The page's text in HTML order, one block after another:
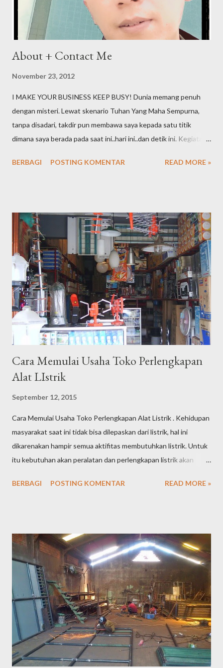
About + Contact Me
November 23, 2012
I MAKE YOUR BUSINESS KEEP BUSY! Dunia memang penuh
dengan misteri. Lewat skenario Tuhan Yang Maha Sempurna,
tanpa disadari, takdir pun membawa saya kepada satu titik
dimana saya berada pada saat ini..hari ini..dan detik ini. Kegiatan
berkelanjutan hingga akhirnya menjadi sebuah profesi. Embel-
lakukan dan apa yang menjadi tugas pokok saya adalah satu,
berusaha mendaratkan kata kunci / keyword dari klien untuk bisa
berada di halaman 1 Google.co.id dengan semulus dan se-efektif
mungkin dengan rentang waktu tertentu dengan tujuan
kenaikan jumlah kunjungan yang berlanjut kepada target "
buying " sebagai end process di website klien. Saat ini, saya
telah memiliki puluhan klien yang terbagi atas bisnis personal
dan bad...
BERBAGI POSTING KOMENTAR READ MORE »
Cara Memulai Usaha Toko Perlengkapan
Alat LIstrik
September 12, 2015
Cara Memulai Usaha Toko Perlengkapan Alat Listrik . Kehidupan
masyarakat saat ini tidak bisa dilepaskan dari listrik, hal ini
dikarenakan hampir semua aktifitas membutuhkan listrik. Untuk
itu kebutuhan akan peralatan dan perlengkapan listrik akan
masyarakat akan peralatan listrik tentu saja menjadikan peluang
tidak ada salahnya Anda mencoba membuka toko perlengkapan
alat listrik, karena prospeknya yang masih sangat bagus. Berikut
ini adalah beberapa cara yang bisa anda pertimbangkan dalam
memulai membuka toko perlengkapan alat listrik: Lokasi usaha
Pemilihan lokasi usaha sangat penting karena akan berpengaruh
pada perkembangan usaha toko perlengkapan alat listrik yang
akan anda rintis. Pilihlah lokasi usaha yang strategis dan mudah
d...
BERBAGI POSTING KOMENTAR READ MORE »